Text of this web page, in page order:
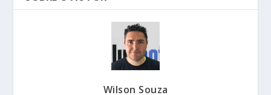
Wilson Souza